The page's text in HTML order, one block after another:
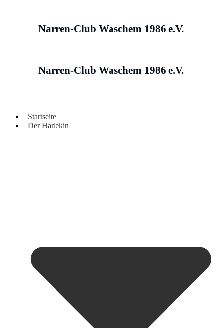
Narren-Club Waschem 1986 e.V.
Narren-Club Waschem 1986 e.V.
Startseite
Der Harlekin